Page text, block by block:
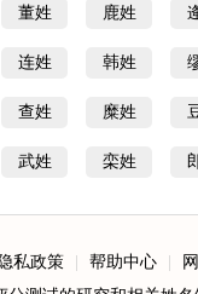
董姓 鹿姓
连姓 韩姓
查姓 糜姓
武姓 栾姓
隐私政策 帮助中心